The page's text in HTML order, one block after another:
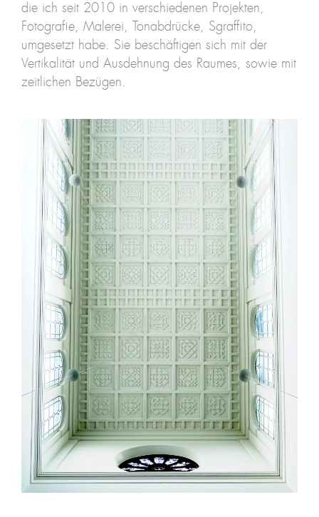
die ich seit 2010 in verschiedenen Projekten,
Fotografie, Malerei, Tonabdrücke, Sgraffito,
umgesetzt habe. Sie beschäftigen sich mit der
Vertikalität und Ausdehnung des Raumes, sowie mit
zeitlichen Bezügen.